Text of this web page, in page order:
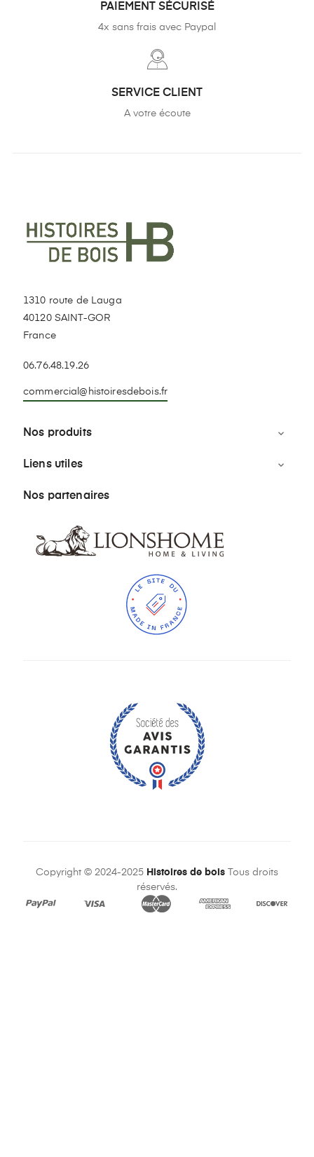
PAIEMENT SÉCURISÉ
4x sans frais avec Paypal
SERVICE CLIENT
A votre écoute
1310 route de Lauga
40120 SAINT-GOR
France
06.76.48.19.26
commercial@histoiresdebois.fr
Nos produits 
Liens utiles 
Nos partenaires
Copyright © 2024-2025 Histoires de bois Tous droits
réservés.